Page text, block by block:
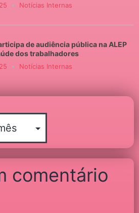
Notícias Internas
de audiência pública na ALEP
dos trabalhadores
Notícias Internas
comentário